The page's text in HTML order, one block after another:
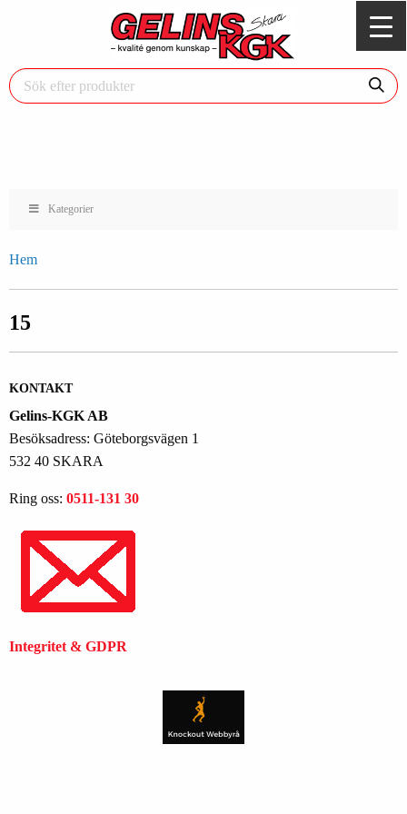
Kategorier
Hem
15
KONTAKT
Gelins-KGK AB
Besöksadress: Göteborgsvägen 1
532 40 SKARA
Ring oss: 0511-131 30
Integritet & GDPR